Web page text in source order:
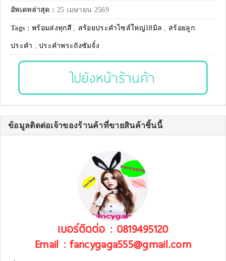
อัพเดทล่าสุด : 25 เมษายน 2569
Tags :พร้อมส่งทุกสี , สร้อยประคำไซส์ใหญ่18มิล , สร้อยลูก
ประคำ ,ประคำพระถังซัมจั๋ง
ไปยังหน้าร้านค้า
ข้อมูลติดต่อเจ้าของร้านค้าที่ขายสินค้าชิ้นนี้
เบอร์ติดต่อ : 0819495120
Email : fancygaga555@gmail.com